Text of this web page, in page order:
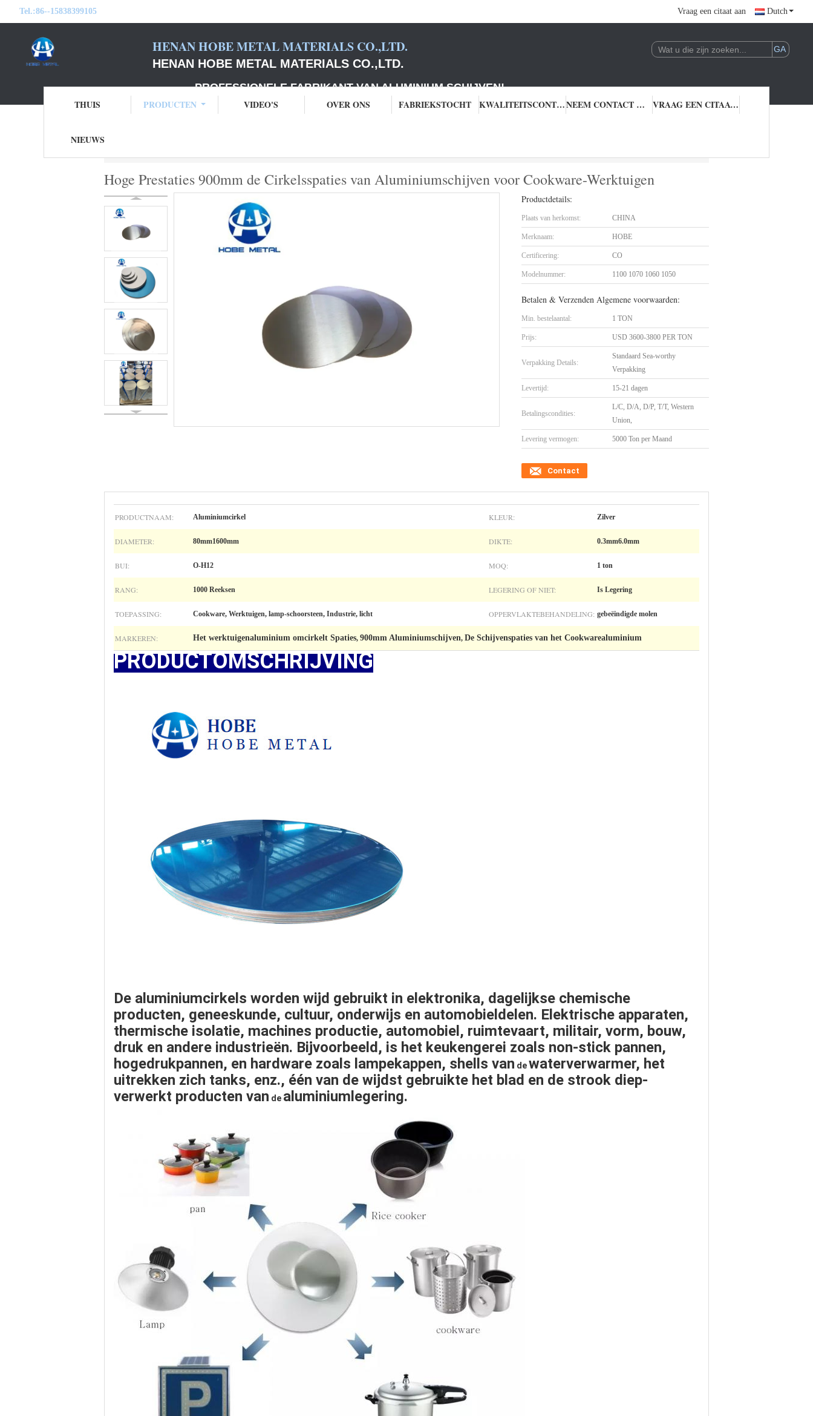
Tel.:86--15838399105 Vraag een citaat aan Dutch
HENAN HOBE METAL MATERIALS CO.,LTD.
HENAN HOBE METAL MATERIALS CO.,LTD.
PROFESSIONELE FABRIKANT VAN ALUMINIUM SCHIJVEN!
THUIS PRODUCTEN VIDEO'S OVER ONS FABRIEKSTOCHT KWALITEITSCONTROLE NEEM CONTACT MET ONS OP VRAAG EEN CITAAT AAN
NIEUWS
Hoge Prestaties 900mm de Cirkelsspaties van Aluminiumschijven voor Cookware-Werktuigen
Productdetails:
Plaats van herkomst: CHINA
Merknaam: HOBE
Certificering: CO
Modelnummer: 1100 1070 1060 1050
Betalen & Verzenden Algemene voorwaarden:
Min. bestelaantal: 1 TON
Prijs: USD 3600-3800 PER TON
Verpakking Details:
Standaard Sea-worthy
Verpakking
Levertijd: 15-21 dagen
Betalingscondities:
L/C, D/A, D/P, T/T, Western
Union,
Levering vermogen: 5000 Ton per Maand
Contact
PRODUCTNAAM: Aluminiumcirkel KLEUR: Zilver
DIAMETER: 80mm1600mm DIKTE: 0.3mm6.0mm
BUI: O-H12 MOQ: 1 ton
RANG: 1000 Reeksen LEGERING OF NIET: Is Legering
TOEPASSING: Cookware, Werktuigen, lamp-schoorsteen, Industrie, licht OPPERVLAKTEBEHANDELING: gebeëindigde molen
MARKEREN: Het werktuigenaluminium omcirkelt Spaties, 900mm Aluminiumschijven, De Schijvenspaties van het Cookwarealuminium
PRODUCTOMSCHRIJVING
De aluminiumcirkels worden wijd gebruikt in elektronika, dagelijkse chemische
producten, geneeskunde, cultuur, onderwijs en automobieldelen. Elektrische apparaten,
thermische isolatie, machines productie, automobiel, ruimtevaart, militair, vorm, bouw,
druk en andere industrieën. Bijvoorbeeld, is het keukengerei zoals non-stick pannen,
hogedrukpannen, en hardware zoals lampekappen, shells van dewaterverwarmer, het
uitrekken zich tanks, enz., één van de wijdst gebruikte het blad en de strook diep-
verwerkt producten van de aluminiumlegering.